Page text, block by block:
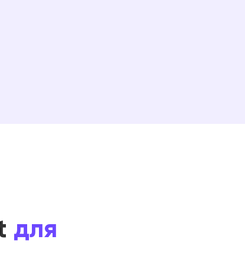
для